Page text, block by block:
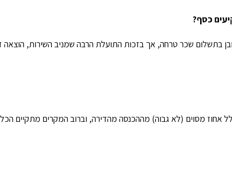
כסף?
בתשלום שכר טרחה, אך בזכות התועלת הרבה שמניב השירות,
אחוז מסוים (לא גבוה) מההכנסה מהדירה, וברוב המקרים מתקיים